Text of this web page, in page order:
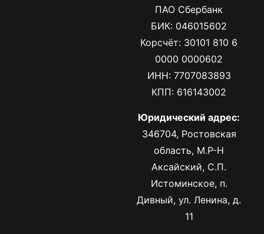
ПАО Сбербанк
БИК: 046015602
Корсчёт: 30101 810 6
0000 0000602
ИНН: 7707083893
КПП: 616143002
Юридический адрес:
346704, Ростовская
область, М.Р-Н
Аксайский, С.П.
Истоминское, п.
Дивный, ул. Ленина, д.
11